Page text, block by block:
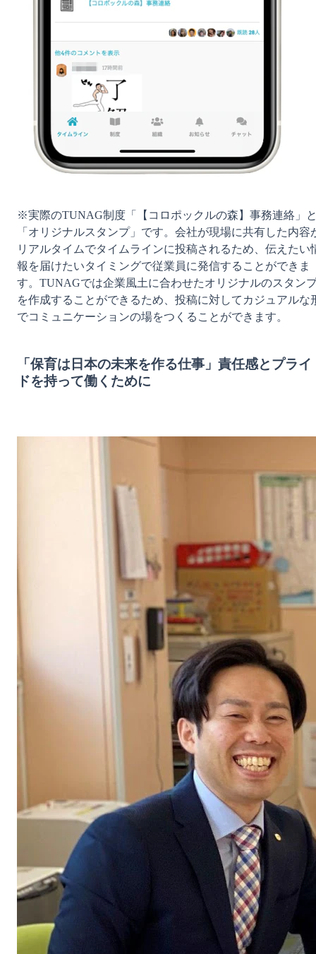
※実際のTUNAG制度「【コロポックルの森】事務連絡」
「オリジナルスタンプ」です。会社が現場に共有した内容
リアルタイムでタイムラインに投稿されるため、伝えたい
報を届けたいタイミングで従業員に発信することができま
す。TUNAGでは企業風土に合わせたオリジナルのスタン
を作成することができるため、投稿に対してカジュアルな
でコミュニケーションの場をつくることができます。
「保育は日本の未来を作る仕事」責任感とプライ
ドを持って働くために